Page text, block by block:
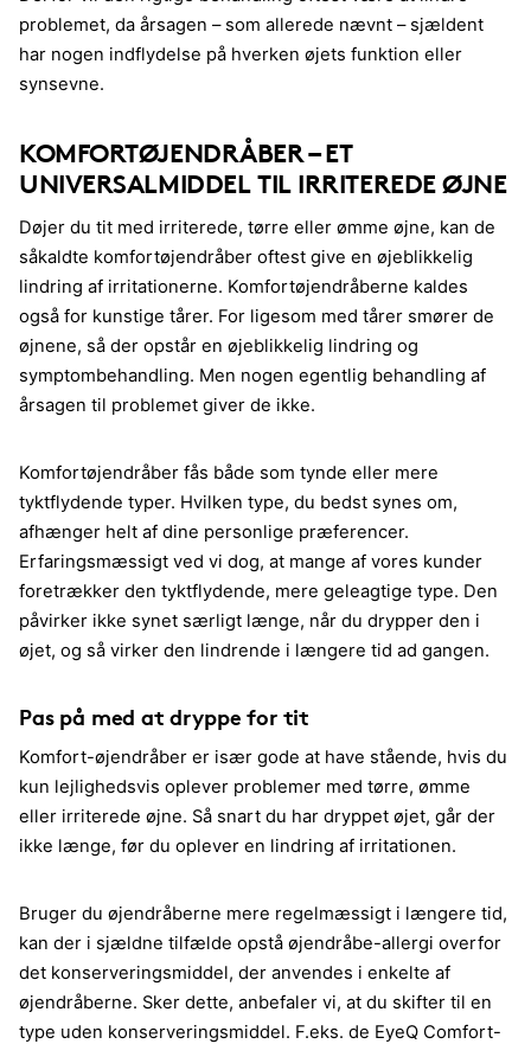
problemet, da årsagen – som allerede nævnt – sjældent
har nogen indflydelse på hverken øjets funktion eller
synsevne.
KOMFORTØJENDRÅBER – ET
UNIVERSALMIDDEL TIL IRRITEREDE ØJNE
Døjer du tit med irriterede, tørre eller ømme øjne, kan de
såkaldte komfortøjendråber oftest give en øjeblikkelig
lindring af irritationerne. Komfortøjendråberne kaldes
også for kunstige tårer. For ligesom med tårer smører de
øjnene, så der opstår en øjeblikkelig lindring og
symptombehandling. Men nogen egentlig behandling af
årsagen til problemet giver de ikke.
Komfortøjendråber fås både som tynde eller mere
tyktflydende typer. Hvilken type, du bedst synes om,
afhænger helt af dine personlige præferencer.
Erfaringsmæssigt ved vi dog, at mange af vores kunder
foretrækker den tyktflydende, mere geleagtige type. Den
påvirker ikke synet særligt længe, når du drypper den i
øjet, og så virker den lindrende i længere tid ad gangen.
Pas på med at dryppe for tit
Komfort-øjendråber er især gode at have stående, hvis du
kun lejlighedsvis oplever problemer med tørre, ømme
eller irriterede øjne. Så snart du har dryppet øjet, går der
ikke længe, før du oplever en lindring af irritationen.
Bruger du øjendråberne mere regelmæssigt i længere tid,
kan der i sjældne tilfælde opstå øjendråbe-allergi overfor
det konserveringsmiddel, der anvendes i enkelte af
øjendråberne. Sker dette, anbefaler vi, at du skifter til en
type uden konserveringsmiddel. F.eks. de EyeQ Comfort-